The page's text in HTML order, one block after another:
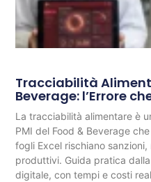
Tracciabilità
Beverage: l’Errore
La tracciabilità alimentare è
PMI del Food & Beverage
fogli Excel rischiano
produttivi. Guida pratica
digitale, con tempi e costi